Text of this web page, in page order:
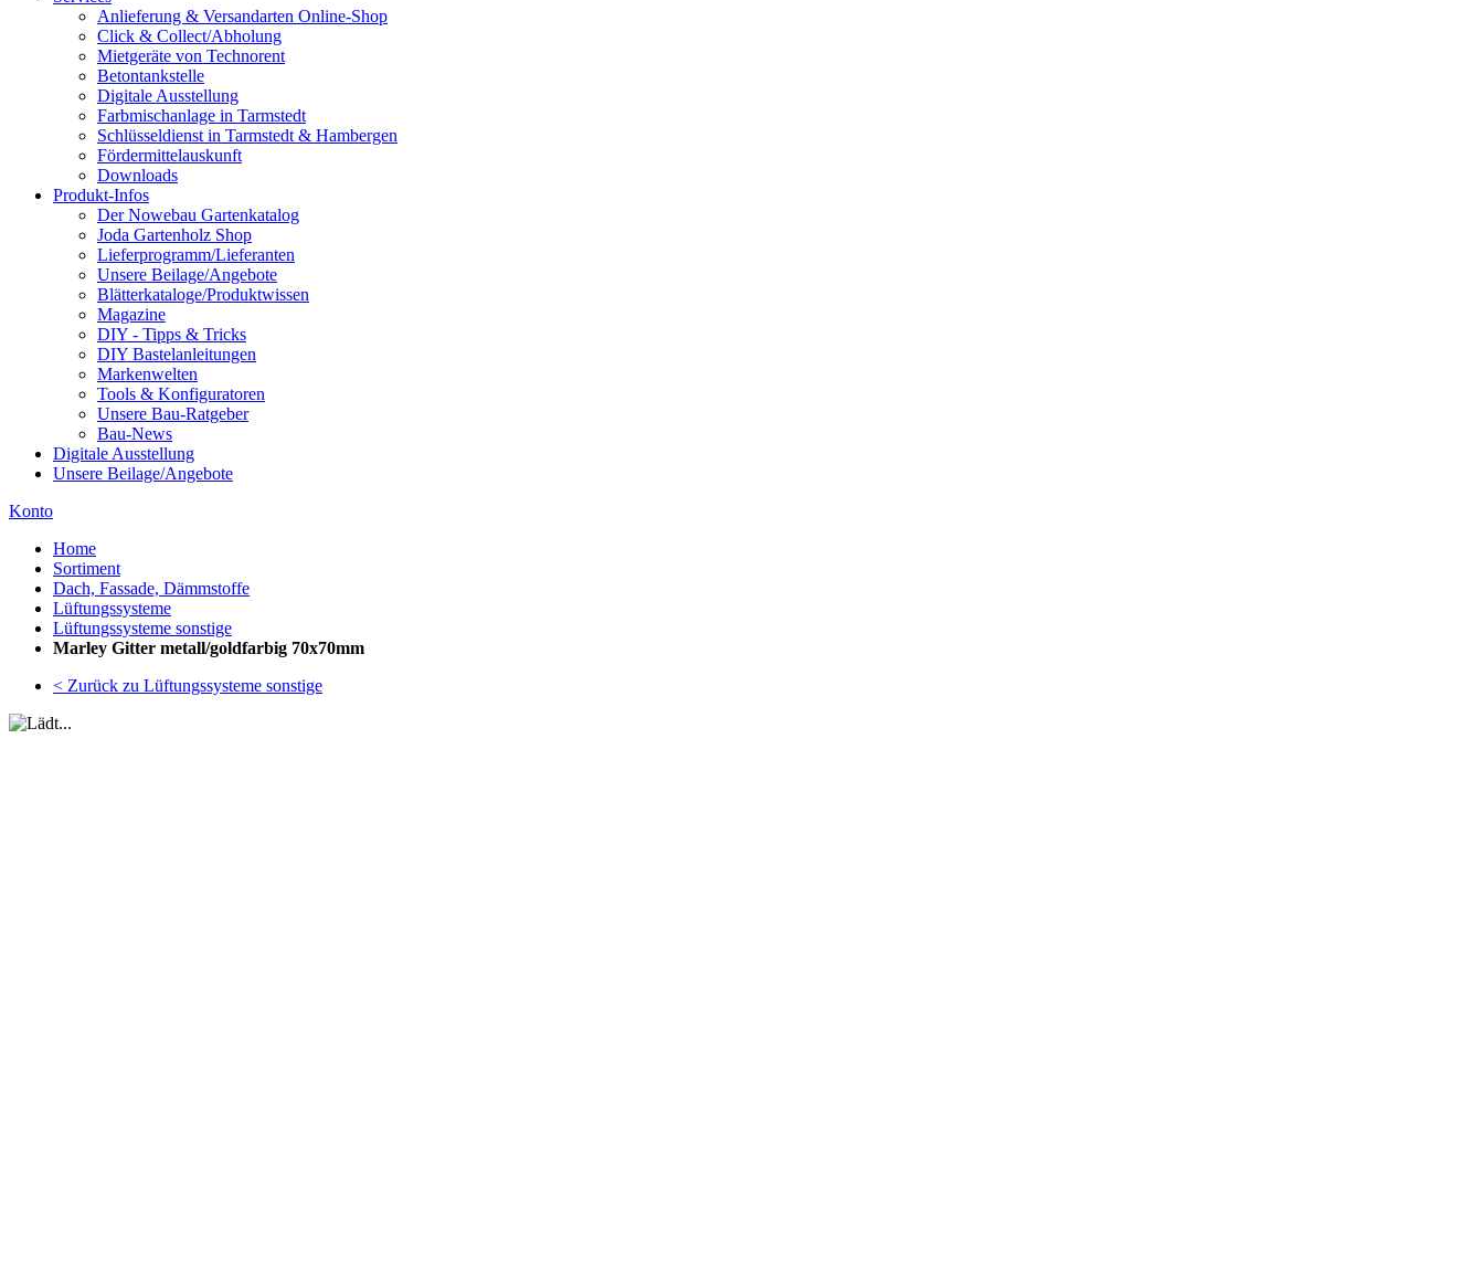
Anlieferung & Versandarten Online-Shop
Click & Collect/Abholung
Mietgeräte von Technorent
Betontankstelle
Digitale Ausstellung
Farbmischanlage in Tarmstedt
Schlüsseldienst in Tarmstedt & Hambergen
Fördermittelauskunft
Downloads
Produkt-Infos
Der Nowebau Gartenkatalog
Joda Gartenholz Shop
Lieferprogramm/Lieferanten
Unsere Beilage/Angebote
Blätterkataloge/Produktwissen
Magazine
DIY - Tipps & Tricks
DIY Bastelanleitungen
Markenwelten
Tools & Konfiguratoren
Unsere Bau-Ratgeber
Bau-News
Digitale Ausstellung
Unsere Beilage/Angebote
Konto
Home
Sortiment
Dach, Fassade, Dämmstoffe
Lüftungssysteme
Lüftungssysteme sonstige
Marley Gitter metall/goldfarbig 70x70mm
< Zurück zu Lüftungssysteme sonstige